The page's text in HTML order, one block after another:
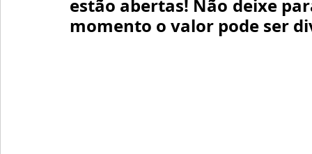
estão abertas! Não deixe
momento o valor pode ser